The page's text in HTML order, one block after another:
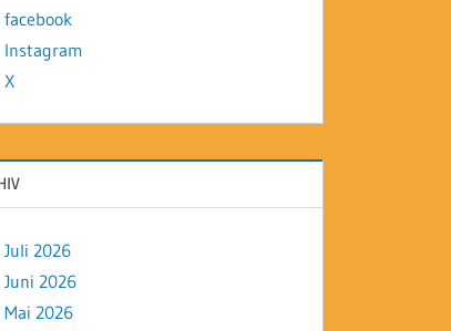
facebook
Instagram
X
Juli 2026
Juni 2026
Mai 2026